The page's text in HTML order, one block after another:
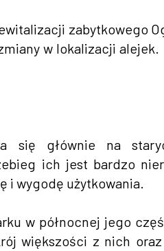
zabytkowego
w lokalizacji alejek.
się głównie na
ich jest bardzo
i wygodę użytkowania.
w północnej jego
większości z nich